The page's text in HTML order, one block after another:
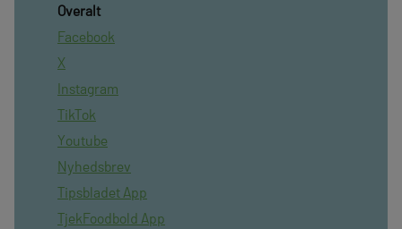
Overalt
Facebook
X
Instagram
TikTok
Youtube
Nyhedsbrev
Tipsbladet App
TjekFoodbold App